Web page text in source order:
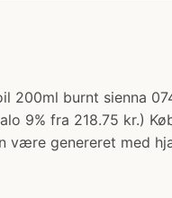
200ml burnt sienna
9% fra 218.75 kr.)
være genereret med